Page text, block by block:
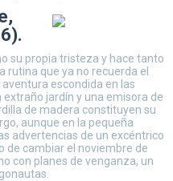
su propia tristeza y hace tanto
rutina que ya no recuerda el
escondida en las
jardín y una emisora de
de madera constituyen su
aunque en la pequeña
advertencias de un excéntrico
de cambiar el noviembre de
con planes de venganza, un